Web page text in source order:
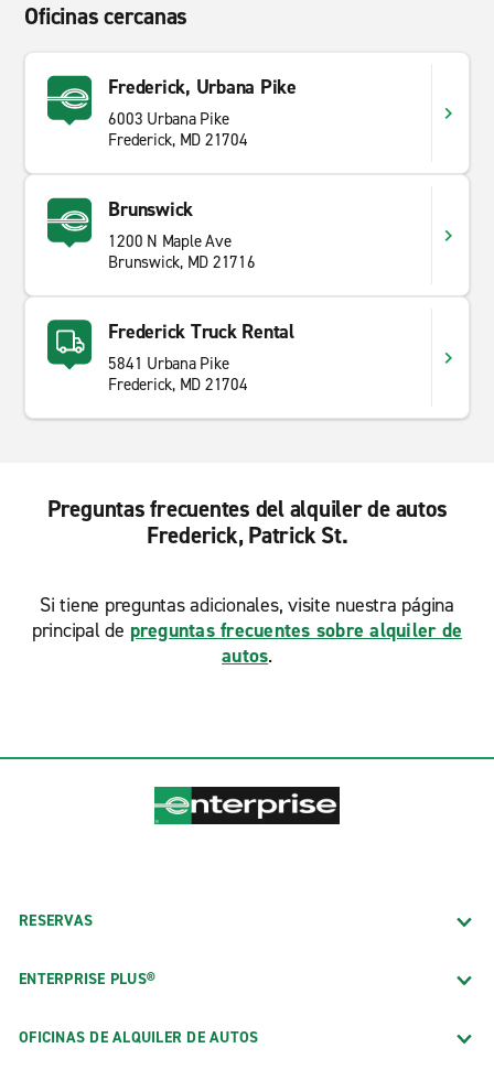
Oficinas cercanas
Frederick, Urbana Pike
6003 Urbana Pike
Frederick, MD 21704
Brunswick
1200 N Maple Ave
Brunswick, MD 21716
Frederick Truck Rental
5841 Urbana Pike
Frederick, MD 21704
Preguntas frecuentes del alquiler de autos
Frederick, Patrick St.
Si tiene preguntas adicionales, visite nuestra página
principal de preguntas frecuentes sobre alquiler de
autos.
RESERVAS
ENTERPRISE PLUS®
OFICINAS DE ALQUILER DE AUTOS